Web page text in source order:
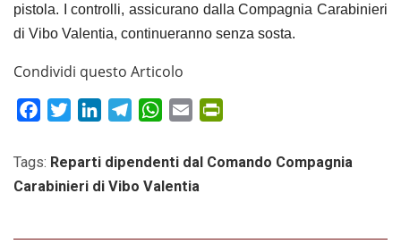
pistola. I controlli, assicurano dalla Compagnia Carabinieri
di Vibo Valentia, continueranno senza sosta.
Condividi questo Articolo
FacebookTwitterLinkedInTelegramWhatsApp
Email
Tags: Reparti dipendenti dal Comando Compagnia
Carabinieri di Vibo Valentia